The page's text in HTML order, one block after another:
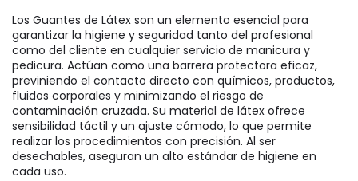
Los Guantes de Látex son un elemento esencial para
garantizar la higiene y seguridad tanto del profesional
como del cliente en cualquier servicio de manicura y
pedicura. Actúan como una barrera protectora eficaz,
previniendo el contacto directo con químicos, productos,
fluidos corporales y minimizando el riesgo de
contaminación cruzada. Su material de látex ofrece
sensibilidad táctil y un ajuste cómodo, lo que permite
realizar los procedimientos con precisión. Al ser
desechables, aseguran un alto estándar de higiene en
cada uso.